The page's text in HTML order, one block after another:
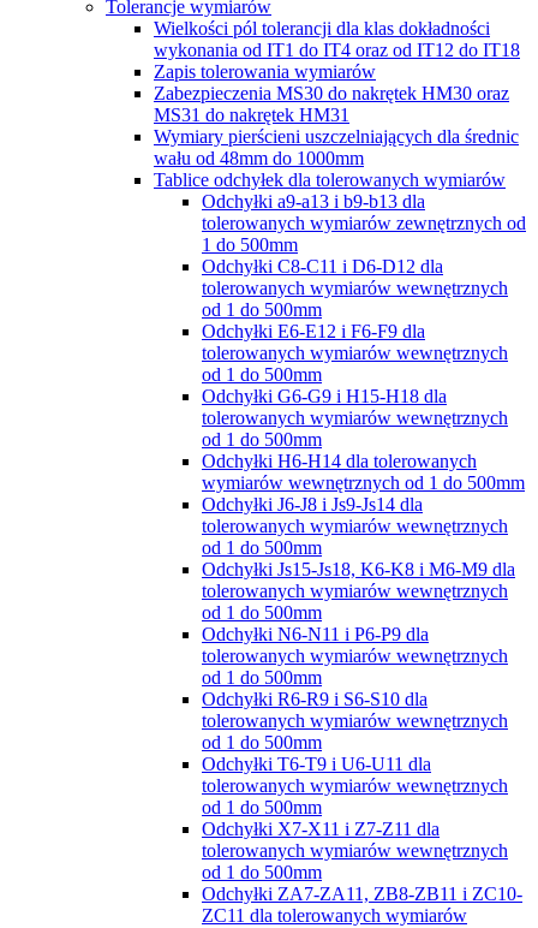
Tolerancje wymiarów
Wielkości pól tolerancji dla klas dokładności
wykonania od IT1 do IT4 oraz od IT12 do IT18
Zapis tolerowania wymiarów
Zabezpieczenia MS30 do nakrętek HM30 oraz
MS31 do nakrętek HM31
Wymiary pierścieni uszczelniających dla średnic
wału od 48mm do 1000mm
Tablice odchyłek dla tolerowanych wymiarów
Odchyłki a9-a13 i b9-b13 dla
tolerowanych wymiarów zewnętrznych od
1 do 500mm
Odchyłki C8-C11 i D6-D12 dla
tolerowanych wymiarów wewnętrznych
od 1 do 500mm
Odchyłki E6-E12 i F6-F9 dla
tolerowanych wymiarów wewnętrznych
od 1 do 500mm
Odchyłki G6-G9 i H15-H18 dla
tolerowanych wymiarów wewnętrznych
od 1 do 500mm
Odchyłki H6-H14 dla tolerowanych
wymiarów wewnętrznych od 1 do 500mm
Odchyłki J6-J8 i Js9-Js14 dla
tolerowanych wymiarów wewnętrznych
od 1 do 500mm
Odchyłki Js15-Js18, K6-K8 i M6-M9 dla
tolerowanych wymiarów wewnętrznych
od 1 do 500mm
Odchyłki N6-N11 i P6-P9 dla
tolerowanych wymiarów wewnętrznych
od 1 do 500mm
Odchyłki R6-R9 i S6-S10 dla
tolerowanych wymiarów wewnętrznych
od 1 do 500mm
Odchyłki T6-T9 i U6-U11 dla
tolerowanych wymiarów wewnętrznych
od 1 do 500mm
Odchyłki X7-X11 i Z7-Z11 dla
tolerowanych wymiarów wewnętrznych
od 1 do 500mm
Odchyłki ZA7-ZA11, ZB8-ZB11 i ZC10-
ZC11 dla tolerowanych wymiarów